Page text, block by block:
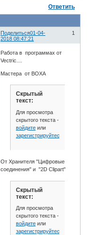
Ответить
Поделиться 1
01-04-
2018 08:47:21
Работа в программах от
Vectric....
Мастера от BOXA
Скрытый
текст:
Для просмотра
скрытого текста -
войдитеили
зарегистрируйтесь
От Хранителя "Цифровые
соединения" и "2D Clipart"
Скрытый
текст:
Для просмотра
скрытого текста -
войдитеили
зарегистрируйтесь